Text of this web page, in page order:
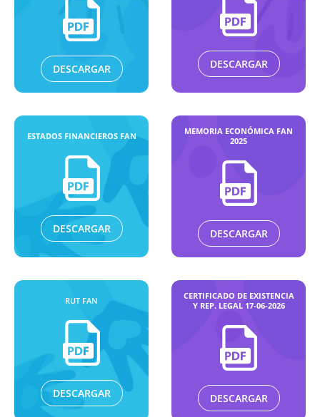
DESCARGAR DESCARGAR
ESTADOS FINANCIEROS FAN
DESCARGAR
MEMORIA ECONÓMICA FAN
2025
DESCARGAR
RUT FAN
DESCARGAR
CERTIFICADO DE EXISTENCIA
Y REP. LEGAL 17-06-2026
DESCARGAR